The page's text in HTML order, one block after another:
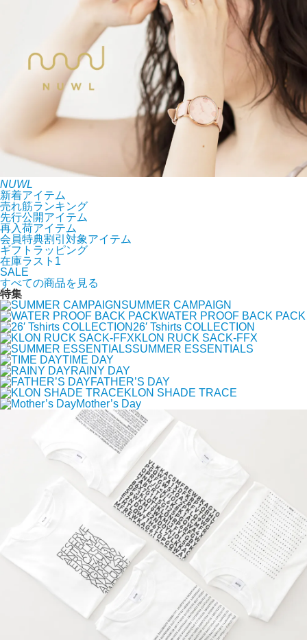
NUWL
新着アイテム
売れ筋ランキング
先行公開アイテム
再入荷アイテム
会員特典割引対象アイテム
ギフトラッピング
在庫ラスト1
SALE
すべての商品を見る
特集
SUMMER CAMPAIGN
WATER PROOF BACK PACK
26′ Tshirts COLLECTION
KLON RUCK SACK-FFX
SUMMER ESSENTIALS
TIME DAY
RAINY DAY
FATHER’S DAY
KLON SHADE TRACE
Mother’s Day